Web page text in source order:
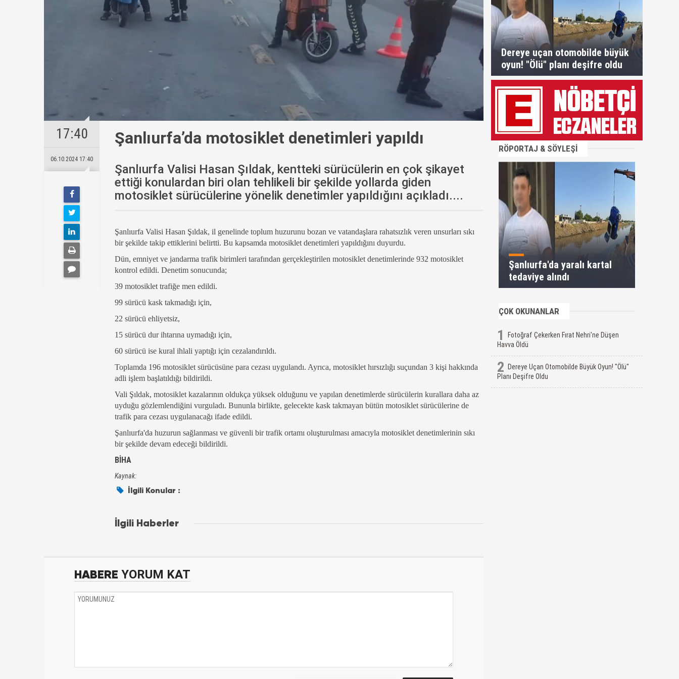
17:40
06.10.2024 17:40
Şanlıurfa’da motosiklet denetimleri yapıldı
Şanlıurfa Valisi Hasan Şıldak, kentteki sürücülerin en çok şikayet
ettiği konulardan biri olan tehlikeli bir şekilde yollarda giden
motosiklet sürücülerine yönelik denetimler yapıldığını açıkladı....
Şanlıurfa Valisi Hasan Şıldak, il genelinde toplum huzurunu bozan ve vatandaşlara rahatsızlık veren unsurları sıkı
bir şekilde takip ettiklerini belirtti. Bu kapsamda motosiklet denetimleri yapıldığını duyurdu.
Dün, emniyet ve jandarma trafik birimleri tarafından gerçekleştirilen motosiklet denetimlerinde 932 motosiklet
kontrol edildi. Denetim sonucunda;
39 motosiklet trafiğe men edildi.
99 sürücü kask takmadığı için,
22 sürücü ehliyetsiz,
15 sürücü dur ihtarına uymadığı için,
60 sürücü ise kural ihlali yaptığı için cezalandırıldı.
Toplamda 196 motosiklet sürücüsüne para cezası uygulandı. Ayrıca, motosiklet hırsızlığı suçundan 3 kişi hakkında
adli işlem başlatıldığı bildirildi.
Vali Şıldak, motosiklet kazalarının oldukça yüksek olduğunu ve yapılan denetimlerde sürücülerin kurallara daha az
uyduğu gözlemlendiğini vurguladı. Bununla birlikte, gelecekte kask takmayan bütün motosiklet sürücülerine de
trafik para cezası uygulanacağı ifade edildi.
Şanlıurfa'da huzurun sağlanması ve güvenli bir trafik ortamı oluşturulması amacıyla motosiklet denetimlerinin sıkı
bir şekilde devam edeceği bildirildi.
BİHA
Kaynak:
İlgili Konular :
İlgili Haberler
HABERE YORUM KAT
Dereye uçan otomobilde büyük
oyun! "Ölü" planı deşifre oldu
RÖPORTAJ & SÖYLEŞİ
Şanlıurfa'da yaralı kartal
tedaviye alındı
ÇOK OKUNANLAR
1
Fotoğraf Çekerken Fırat Nehri'ne Düşen
Havva Öldü
2
Dereye Uçan Otomobilde Büyük Oyun! "Ölü"
Planı Deşifre Oldu